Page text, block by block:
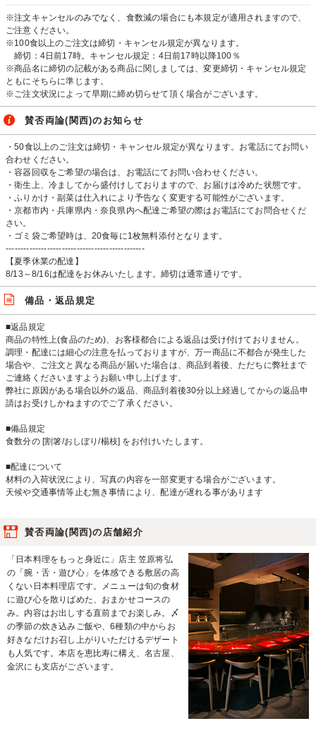
※注文キャンセルのみでなく、食数減の場合にも本規定が適用されますので、
ご注意ください。
※100食以上のご注文は締切・キャンセル規定が異なります。
締切：4日前17時。キャンセル規定：4日前17時以降100％
※商品名に締切の記載がある商品に関しましては、変更締切・キャンセル規定
ともにそちらに準じます。
※ご注文状況によって早期に締め切らせて頂く場合がございます。
賛否両論(関西)のお知らせ
・50食以上のご注文は締切・キャンセル規定が異なります。お電話にてお問い
合わせください。
・容器回収をご希望の場合は、お電話にてお問い合わせください。
・衛生上、冷ましてから盛付けしておりますので、お届けは冷めた状態です。
・ふりかけ・副菜は仕入れにより予告なく変更する可能性がございます。
・京都市内・兵庫県内・奈良県内へ配達ご希望の際はお電話にてお問合せくだ
さい。
・ゴミ袋ご希望時は、20食毎に1枚無料添付となります。
-----------------------------------------------
【夏季休業の配達】
8/13～8/16は配達をお休みいたします。締切は通常通りです。
備品・返品規定
■返品規定
商品の特性上(食品のため)、お客様都合による返品は受け付けておりません。
調理・配達には細心の注意を払っておりますが、万一商品に不都合が発生した
場合や、ご注文と異なる商品が届いた場合は、商品到着後、ただちに弊社まで
ご連絡くださいますようお願い申し上げます。
弊社に原因がある場合以外の返品、商品到着後30分以上経過してからの返品申
請はお受けしかねますのでご了承ください。
■備品規定
食数分の [割箸/おしぼり/楊枝] をお付けいたします。
■配達について
材料の入荷状況により、写真の内容を一部変更する場合がございます。
天候や交通事情等止む無き事情により、配達が遅れる事があります
賛否両論(関西)の店舗紹介
「日本料理をもっと身近に」店主 笠原将弘
の「腕・舌・遊び心」を体感できる敷居の高
くない日本料理店です。メニューは旬の食材
に遊び心を散りばめた、おまかせコースの
み。内容はお出しする直前までお楽しみ。〆
の季節の炊き込みご飯や、6種類の中からお
好きなだけお召し上がりいただけるデザート
も人気です。本店を恵比寿に構え、名古屋、
金沢にも支店がございます。